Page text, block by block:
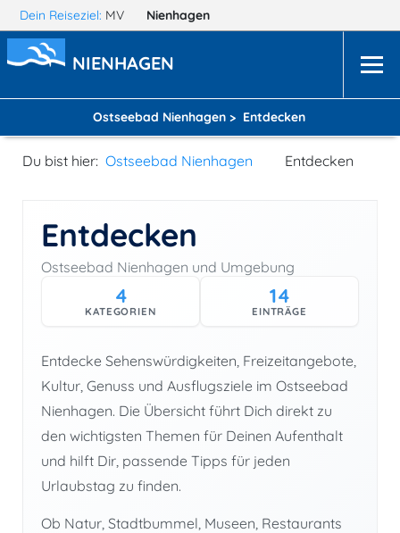
Dein Reiseziel: MV Nienhagen
NIENHAGEN
Ostseebad Nienhagen > Entdecken
Du bist hier: Ostseebad Nienhagen Entdecken
Entdecken
Ostseebad Nienhagen und Umgebung
4
KATEGORIEN
14
EINTRÄGE
Entdecke Sehenswürdigkeiten, Freizeitangebote,
Kultur, Genuss und Ausflugsziele im Ostseebad
Nienhagen. Die Übersicht führt Dich direkt zu
den wichtigsten Themen für Deinen Aufenthalt
und hilft Dir, passende Tipps für jeden
Urlaubstag zu finden.
Ob Natur, Stadtbummel, Museen, Restaurants